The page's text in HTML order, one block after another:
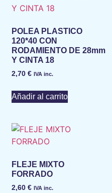
POLEA PLASTICO
120*40 CON
RODAMIENTO DE 28mm
Y CINTA 18
2,70€ IVA inc.
Añadir al carrito
FLEJE MIXTO
FORRADO
2,60€ IVA inc.